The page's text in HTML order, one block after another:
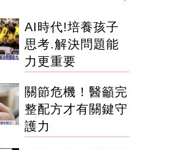
AI時代!培養孩子
思考.解決問題能
力更重要
關節危機！醫籲完
整配方才有關鍵守
護力